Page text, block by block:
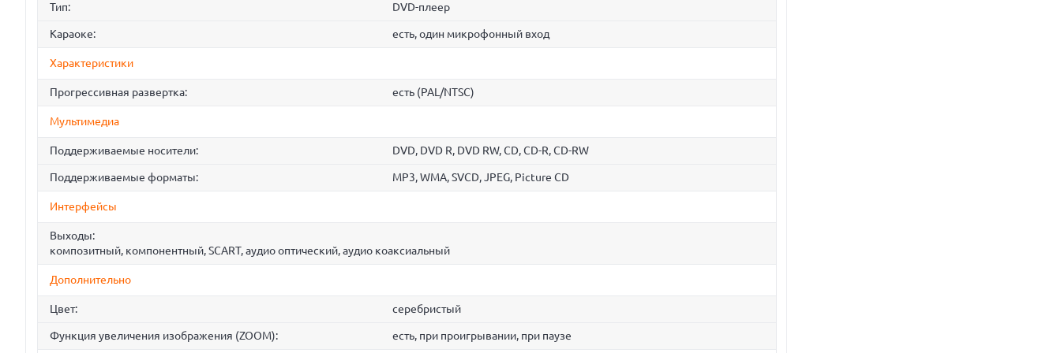
Тип: DVD-плеер
Караоке: есть, один микрофонный вход
Характеристики
Прогрессивная развертка: есть (PAL/NTSC)
Мультимедиа
Поддерживаемые носители: DVD, DVD R, DVD RW, CD, CD-R, CD-RW
Поддерживаемые форматы: MP3, WMA, SVCD, JPEG, Picture CD
Интерфейсы
Выходы:
композитный, компонентный, SCART, аудио оптический, аудио коаксиальный
Дополнительно
Цвет: серебристый
Функция увеличения изображения (ZOOM): есть, при проигрывании, при паузе